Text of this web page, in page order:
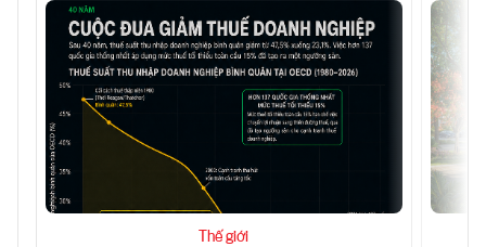
Thế giới